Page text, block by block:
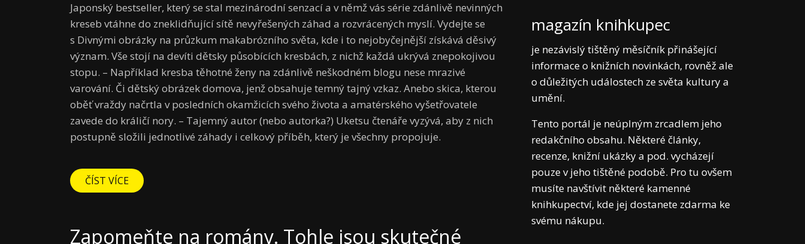
Japonský bestseller, který se stal mezinárodní senzací a v němž vás série zdánlivě nevinných
kreseb vtáhne do zneklidňující sítě nevyřešených záhad a rozvrácených myslí. Vydejte se
s Divnými obrázky na průzkum makabrózního světa, kde i to nejobyčejnější získává děsivý
význam. Vše stojí na devíti dětsky působících kresbách, z nichž každá ukrývá znepokojivou
stopu. – Například kresba těhotné ženy na zdánlivě neškodném blogu nese mrazivé
varování. Či dětský obrázek domova, jenž obsahuje temný tajný vzkaz. Anebo skica, kterou
oběť vraždy načrtla v posledních okamžicích svého života a amatérského vyšetřovatele
zavede do králičí nory. – Tajemný autor (nebo autorka?) Uketsu čtenáře vyzývá, aby z nich
postupně složili jednotlivé záhady i celkový příběh, který je všechny propojuje.
ČÍST VÍCE
Zapomeňte na romány. Tohle jsou skutečné
magazín knihkupec
je nezávislý tištěný měsíčník přinášející
informace o knižních novinkách, rovněž ale
o důležitých událostech ze světa kultury a
umění.
Tento portál je neúplným zrcadlem jeho
redakčního obsahu. Některé články,
recenze, knižní ukázky a pod. vycházejí
pouze v jeho tištěné podobě. Pro tu ovšem
musíte navštívit některé kamenné
knihkupectví, kde jej dostanete zdarma ke
svému nákupu.